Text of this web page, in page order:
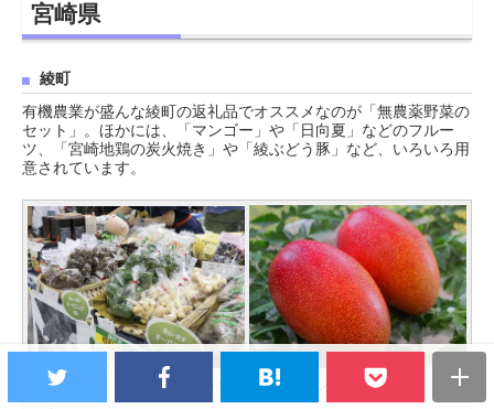
宮崎県
綾町
有機農業が盛んな綾町の返礼品でオススメなのが「無農薬野菜の
セット」。ほかには、「マンゴー」や「日向夏」などのフルー
ツ、「宮崎地鶏の炭火焼き」や「綾ぶどう豚」など、いろいろ用
意されています。
オススメの「無農薬野菜のセ
完熟「マンゴー」